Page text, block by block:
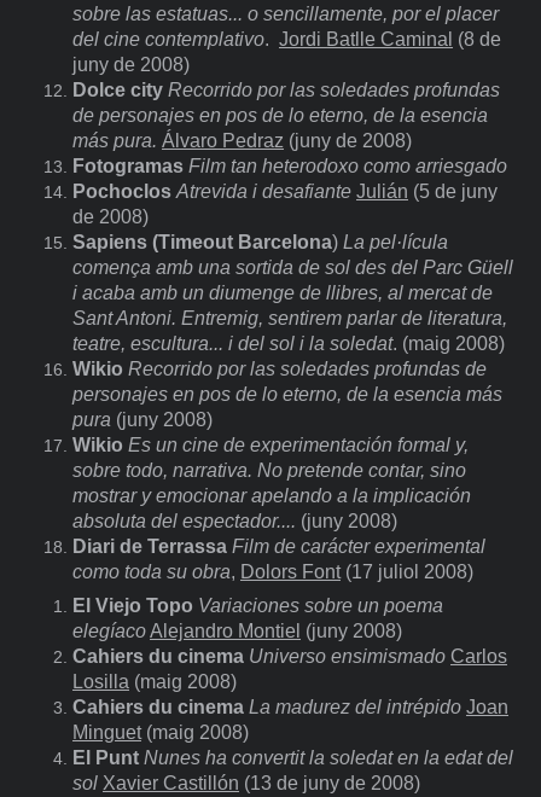
sobre las estatuas... o sencillamente, por el placer
del cine contemplativo. Jordi Batlle Caminal (8 de
juny de 2008)
Dolce city Recorrido por las soledades profundas
de personajes en pos de lo eterno, de la esencia
más pura. Álvaro Pedraz (juny de 2008)
Fotogramas Film tan heterodoxo como arriesgado
Pochoclos Atrevida i desafiante Julián (5 de juny
de 2008)
Sapiens (Timeout Barcelona) La pel·lícula
comença amb una sortida de sol des del Parc Güell
i acaba amb un diumenge de llibres, al mercat de
Sant Antoni. Entremig, sentirem parlar de literatura,
teatre, escultura... i del sol i la soledat. (maig 2008)
Wikio Recorrido por las soledades profundas de
personajes en pos de lo eterno, de la esencia más
pura (juny 2008)
Wikio Es un cine de experimentación formal y,
sobre todo, narrativa. No pretende contar, sino
mostrar y emocionar apelando a la implicación
absoluta del espectador.... (juny 2008)
Diari de Terrassa Film de carácter experimental
como toda su obra, Dolors Font(17 juliol 2008)
El Viejo Topo Variaciones sobre un poema
elegíacoAlejandro Montiel (juny 2008)
Cahiers du cinema Universo ensimismado Carlos
Losilla (maig 2008)
Cahiers du cinema La madurez del intrépido Joan
Minguet(maig 2008)
El Punt Nunes ha convertit la soledat en la edat del
sol Xavier Castillón (13 de juny de 2008)